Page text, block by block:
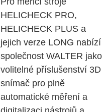
HELICHECK PRO,
HELICHECK PLUS a
jejich verze LONG nabízí
společnost WALTER jako
volitelné příslušenství 3D
snímač pro plně
automatické měření a